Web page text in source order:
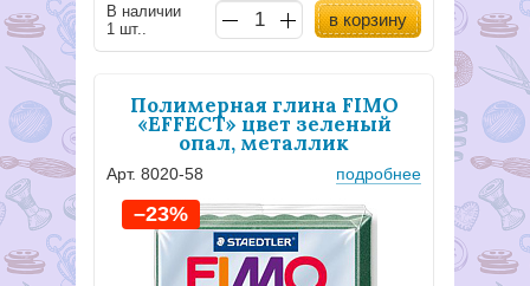
В наличии
1 шт..
в корзину
Полимерная глина FIMO
«EFFECT» цвет зеленый
опал, металлик
Арт. 8020-58 подробнее
–23%